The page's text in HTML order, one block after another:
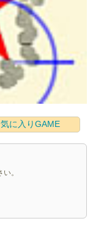
に入りGAME
。